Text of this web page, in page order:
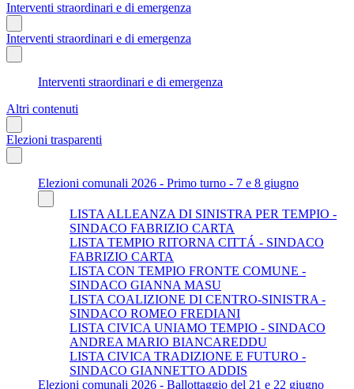
Interventi straordinari e di emergenza
Interventi straordinari e di emergenza
Interventi straordinari e di emergenza
Altri contenuti
Elezioni trasparenti
Elezioni comunali 2026 - Primo turno - 7 e 8 giugno
LISTA ALLEANZA DI SINISTRA PER TEMPIO -
SINDACO FABRIZIO CARTA
LISTA TEMPIO RITORNA CITTÁ - SINDACO
FABRIZIO CARTA
LISTA CON TEMPIO FRONTE COMUNE -
SINDACO GIANNA MASU
LISTA COALIZIONE DI CENTRO-SINISTRA -
SINDACO ROMEO FREDIANI
LISTA CIVICA UNIAMO TEMPIO - SINDACO
ANDREA MARIO BIANCAREDDU
LISTA CIVICA TRADIZIONE E FUTURO -
SINDACO GIANNETTO ADDIS
Elezioni comunali 2026 - Ballottaggio del 21 e 22 giugno